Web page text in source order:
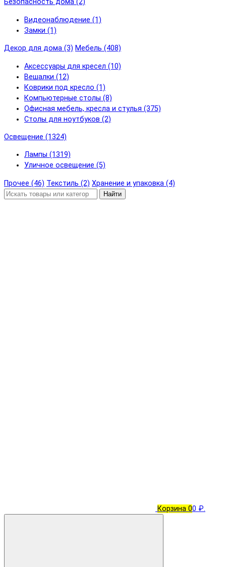
Безопасность дома (2)
Видеонаблюдение (1)
Замки (1)
Декор для дома (3) Мебель (408)
Аксессуары для кресел (10)
Вешалки (12)
Коврики под кресло (1)
Компьютерные столы (8)
Офисная мебель, кресла и стулья (375)
Столы для ноутбуков (2)
Освещение (1324)
Лампы (1319)
Уличное освещение (5)
Прочее (46) Текстиль (2) Хранение и упаковка (4)
Найти
Корзина 00 ₽.